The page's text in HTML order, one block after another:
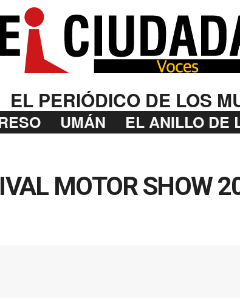
EL PERIÓDICO DE LOS
UMÁN EL ANILLO DE
MOTOR SHOW